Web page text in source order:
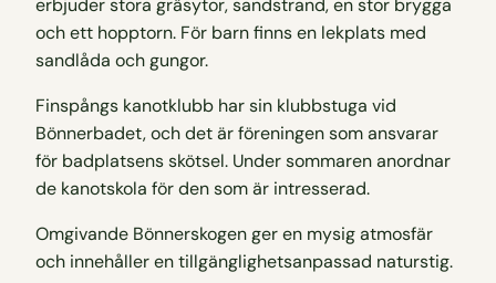
erbjuder stora gräsytor, sandstrand, en stor brygga
och ett hopptorn. För barn finns en lekplats med
sandlåda och gungor.
Finspångs kanotklubb har sin klubbstuga vid
Bönnerbadet, och det är föreningen som ansvarar
för badplatsens skötsel. Under sommaren anordnar
de kanotskola för den som är intresserad.
Omgivande Bönnerskogen ger en mysig atmosfär
och innehåller en tillgänglighetsanpassad naturstig.